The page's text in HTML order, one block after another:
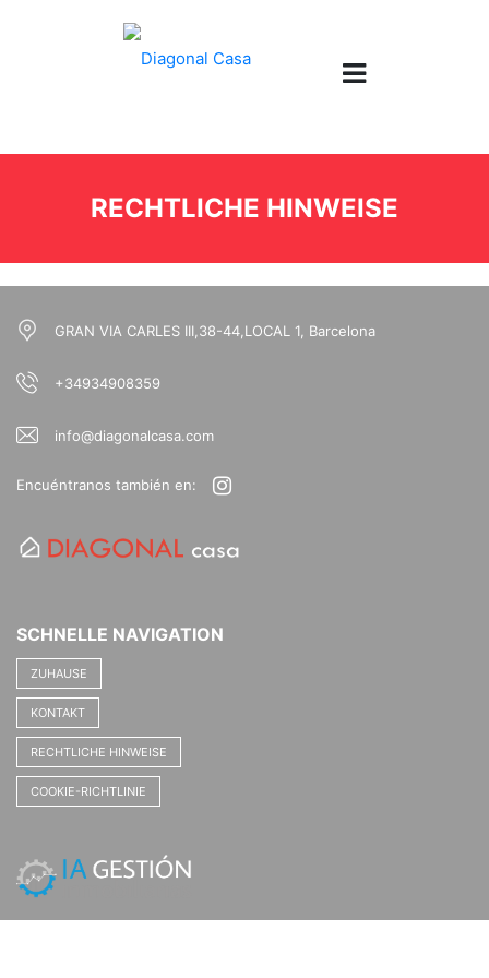
RECHTLICHE HINWEISE
GRAN VIA CARLES III,38-44,LOCAL 1, Barcelona
+34934908359
info@diagonalcasa.com
Encuéntranos también en:
SCHNELLE NAVIGATION
ZUHAUSE
KONTAKT
RECHTLICHE HINWEISE
COOKIE-RICHTLINIE